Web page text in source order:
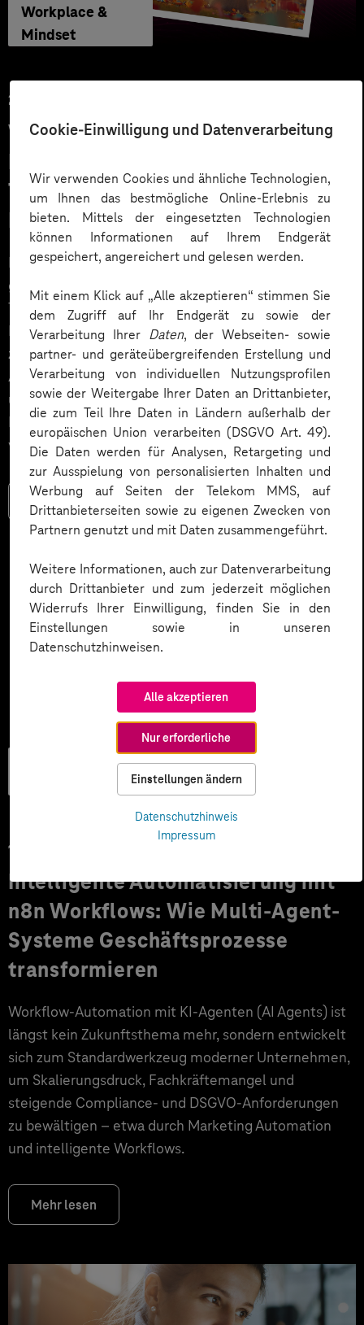
Cookie-Einwilligung und Datenverarbeitung
Wir verwenden Cookies und ähnliche Technologien,
um Ihnen das bestmögliche Online-Erlebnis zu
bieten. Mittels der eingesetzten Technologien
können Informationen auf Ihrem Endgerät
gespeichert, angereichert und gelesen werden.
Mit einem Klick auf „Alle akzeptieren“ stimmen Sie
dem Zugriff auf Ihr Endgerät zu sowie der
Verarbeitung Ihrer Daten, der Webseiten- sowie
partner- und geräteübergreifenden Erstellung und
Verarbeitung von individuellen Nutzungsprofilen
sowie der Weitergabe Ihrer Daten an Drittanbieter,
die zum Teil Ihre Daten in Ländern außerhalb der
europäischen Union verarbeiten (DSGVO Art. 49).
Die Daten werden für Analysen, Retargeting und
zur Ausspielung von personalisierten Inhalten und
Werbung auf Seiten der Telekom MMS, auf
Drittanbieterseiten sowie zu eigenen Zwecken von
Partnern genutzt und mit Daten zusammengeführt.
Weitere Informationen, auch zur Datenverarbeitung
durch Drittanbieter und zum jederzeit möglichen
Widerrufs Ihrer Einwilligung, finden Sie in den
Einstellungen sowie in unseren
Datenschutzhinweisen.
Alle akzeptieren
Nur erforderliche
Einstellungen ändern
Datenschutzhinweis
Impressum
Workplace &
Mindset
27.05.2026
WM Tippspiel macht
Mitarbeitende zu Fans: Mehr
Teamspirit und Engagement im
Intranet
Die Fußball-Weltmeisterschaft 2026 wird eines der
größten Sportereignisse der Welt. Erstmals findet das
Turnier in drei Gastgeberländern – USA, Kanada und
Mexiko – statt und bringt Menschen weltweit
zusammen. Unternehmen können diese
Aufmerksamkeit gezielt nutzen, um Mitarbeitende
über ein WM Tippspiel im Intranet oder in der
Mitarbeitenden-App spielerisch miteinander zu
vernetzen und den Teamspirit zu stärken.
Mehr lesen
17.04.2026
Intelligente Automatisierung mit
n8n Workflows: Wie Multi-Agent-
Systeme Geschäftsprozesse
transformieren
Workflow-Automation mit KI-Agenten (AI Agents) ist
längst kein Zukunftsthema mehr, sondern entwickelt
sich zum Standardwerkzeug moderner Unternehmen,
um Skalierungsdruck, Fachkräftemangel und
steigende Compliance- und DSGVO-Anforderungen
zu bewältigen – etwa durch Marketing Automation
und intelligente Workflows.
Mehr lesen